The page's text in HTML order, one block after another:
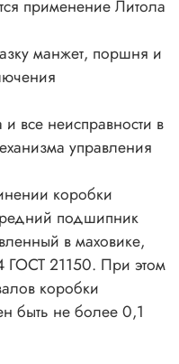
применение Литола
манжет, поршня и
и все неисправности в
управления
коробки
подшипник
в маховике,
ГОСТ 21150. При этом
коробки
быть не более 0,1